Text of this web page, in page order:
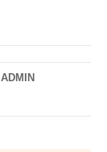
ADMIN